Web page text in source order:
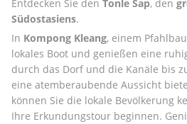
Entdecken Sie den Tonle Sap, den
Südostasiens.
In Kompong Kleang, einem
lokales Boot und genießen eine
durch das Dorf und die Kanäle bis
eine atemberaubende Aussicht
können Sie die lokale Bevölkerung
Ihre Erkundungstour beginnen.